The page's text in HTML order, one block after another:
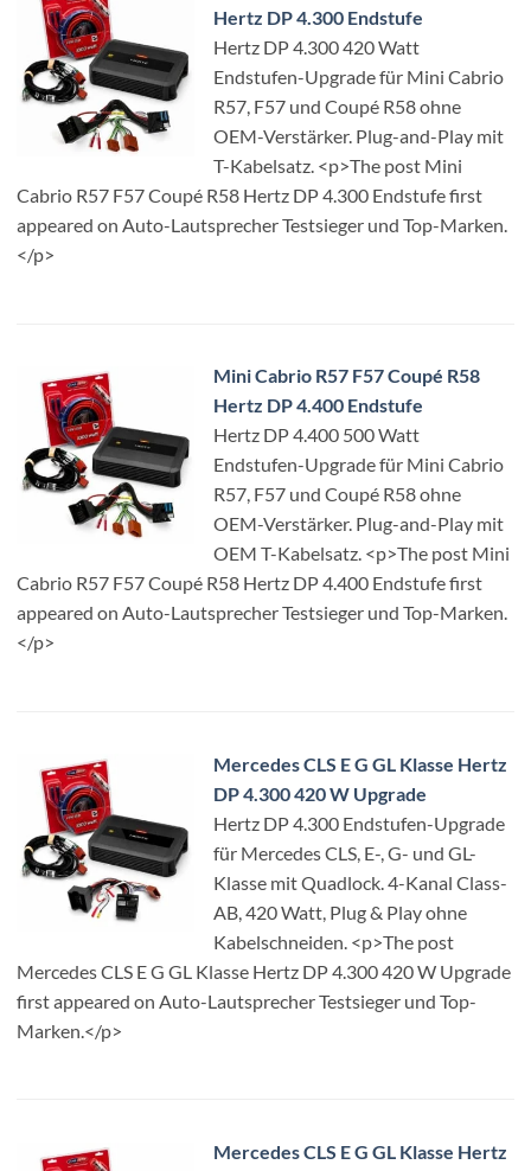
Hertz DP 4.300 Endstufe
Hertz DP 4.300 420 Watt
Endstufen-Upgrade für Mini Cabrio
R57, F57 und Coupé R58 ohne
OEM-Verstärker. Plug-and-Play mit
T-Kabelsatz. <p>The post Mini
Cabrio R57 F57 Coupé R58 Hertz DP 4.300 Endstufe first
appeared on Auto-Lautsprecher Testsieger und Top-Marken.
</p>
Mini Cabrio R57 F57 Coupé R58
Hertz DP 4.400 Endstufe
Hertz DP 4.400 500 Watt
Endstufen-Upgrade für Mini Cabrio
R57, F57 und Coupé R58 ohne
OEM-Verstärker. Plug-and-Play mit
OEM T-Kabelsatz. <p>The post Mini
Cabrio R57 F57 Coupé R58 Hertz DP 4.400 Endstufe first
appeared on Auto-Lautsprecher Testsieger und Top-Marken.
</p>
Mercedes CLS E G GL Klasse Hertz
DP 4.300 420 W Upgrade
Hertz DP 4.300 Endstufen-Upgrade
für Mercedes CLS, E-, G- und GL-
Klasse mit Quadlock. 4-Kanal Class-
AB, 420 Watt, Plug & Play ohne
Kabelschneiden. <p>The post
Mercedes CLS E G GL Klasse Hertz DP 4.300 420 W Upgrade
first appeared on Auto-Lautsprecher Testsieger und Top-
Marken.</p>
Mercedes CLS E G GL Klasse Hertz